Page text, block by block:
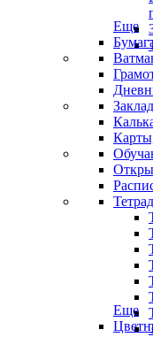
Еще
Еще